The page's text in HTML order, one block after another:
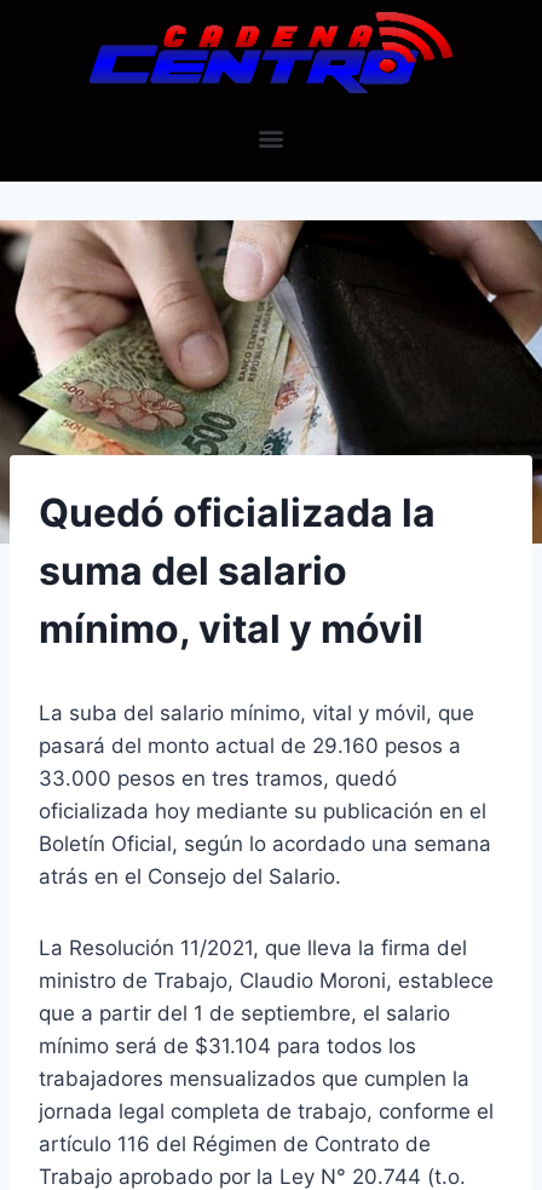
Quedó oficializada la
suma del salario
mínimo, vital y móvil
La suba del salario mínimo, vital y móvil, que
pasará del monto actual de 29.160 pesos a
33.000 pesos en tres tramos, quedó
oficializada hoy mediante su publicación en el
Boletín Oficial, según lo acordado una semana
atrás en el Consejo del Salario.
La Resolución 11/2021, que lleva la firma del
ministro de Trabajo, Claudio Moroni, establece
que a partir del 1 de septiembre, el salario
mínimo será de $31.104 para todos los
trabajadores mensualizados que cumplen la
jornada legal completa de trabajo, conforme el
artículo 116 del Régimen de Contrato de
Trabajo aprobado por la Ley N° 20.744 (t.o.